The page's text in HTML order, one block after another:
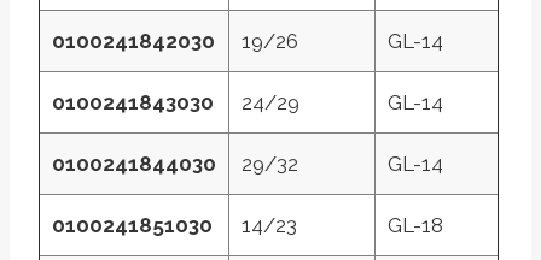
0100241842030 19/26 GL-14
0100241843030 24/29 GL-14
0100241844030 29/32 GL-14
0100241851030 14/23 GL-18